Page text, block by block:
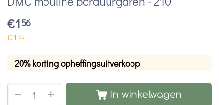
€1 56
€195
20% korting opheffingsuitverkoop
+
− In winkelwagen